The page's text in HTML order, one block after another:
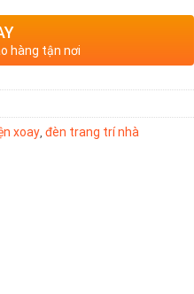
hàng tận nơi
xoay, đèn trang trí nhà